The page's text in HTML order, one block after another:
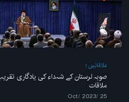
ملاقاتیں
صوبہ لرستان کے شہداء کی یادگاری
ملاقات
25 /Oct/ 2023